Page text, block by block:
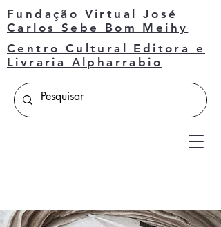
Fundação Virtual José
Carlos Sebe Bom Meihy
Centro Cultural Editora e
Livraria Alpharrabio